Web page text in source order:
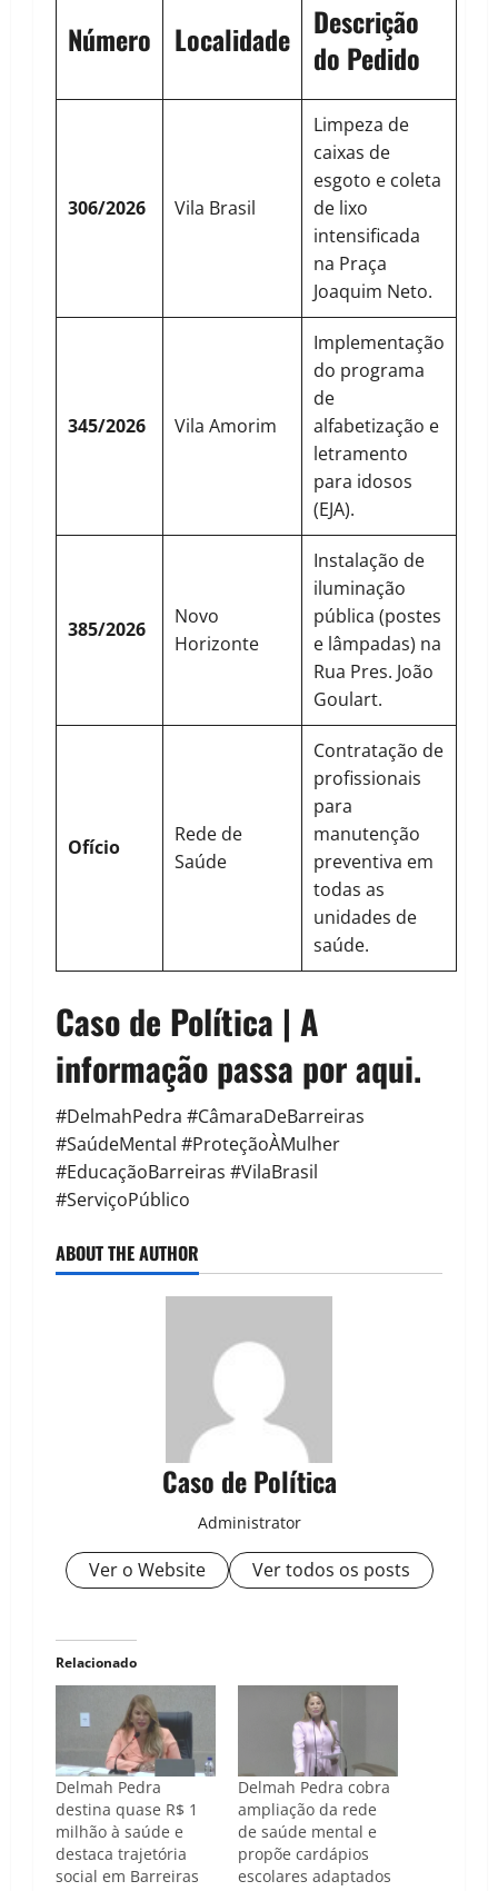
Número Localidade
Descrição
do Pedido
306/2026 Vila Brasil
Limpeza de
caixas de
esgoto e coleta
de lixo
intensificada
na Praça
Joaquim Neto.
345/2026 Vila Amorim
Implementação
do programa
de
alfabetização e
letramento
para idosos
(EJA).
385/2026
Novo
Horizonte
Instalação de
iluminação
pública (postes
e lâmpadas) na
Rua Pres. João
Goulart.
Ofício
Rede de
Saúde
Contratação de
profissionais
para
manutenção
preventiva em
todas as
unidades de
saúde.
Caso de Política | A
informação passa por aqui.
#DelmahPedra #CâmaraDeBarreiras
#SaúdeMental #ProteçãoÀMulher
#EducaçãoBarreiras #VilaBrasil
#ServiçoPúblico
ABOUT THE AUTHOR
Caso de Política
Administrator
Ver o Website Ver todos os posts
Relacionado
Delmah Pedra
destina quase R$ 1
milhão à saúde e
destaca trajetória
social em Barreiras
Delmah Pedra cobra
ampliação da rede
de saúde mental e
propõe cardápios
escolares adaptados